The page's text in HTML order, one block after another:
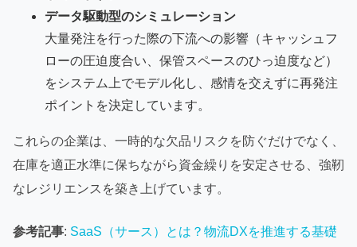
データ駆動型のシミュレーション
大量発注を行った際の下流への影響（キャッシュフ
ローの圧迫度合い、保管スペースのひっ迫度など）
をシステム上でモデル化し、感情を交えずに再発注
ポイントを決定しています。
これらの企業は、一時的な欠品リスクを防ぐだけでなく、
在庫を適正水準に保ちながら資金繰りを安定させる、強靭
なレジリエンスを築き上げています。
参考記事: SaaS（サース）とは？物流DXを推進する基礎